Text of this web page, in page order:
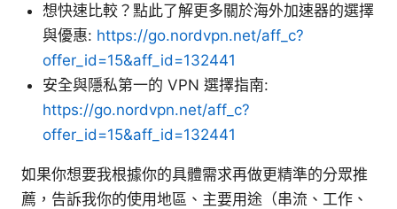
想快速比較？點此了解更多關於海外加速器的選擇
與優惠: https://go.nordvpn.net/aff_c?
offer_id=15&aff_id=132441
安全與隱私第一的 VPN 選擇指南:
https://go.nordvpn.net/aff_c?
offer_id=15&aff_id=132441
如果你想要我根據你的具體需求再做更精準的分眾推
薦，告訴我你的使用地區、主要用途（串流、工作、